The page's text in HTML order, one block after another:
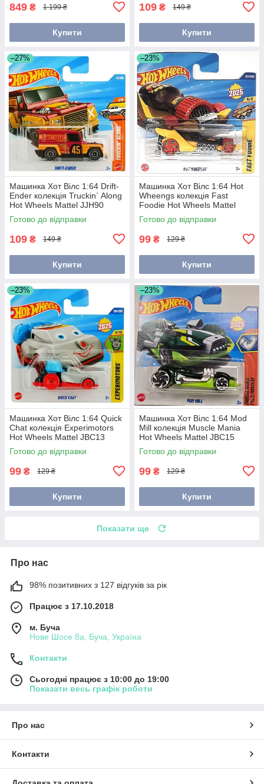
849 ₴ 1 199 ₴
Купити
109 ₴ 149 ₴
Купити
–27%
Машинка Хот Вілс 1:64 Drift-
Ender колекція Truckin` Along
Hot Wheels Mattel JJH90
Готово до відправки
109 ₴ 149 ₴
Купити
–23%
Машинка Хот Вілс 1:64 Hot
Wheengs колекція Fast
Foodie Hot Wheels Mattel
JBC02
Готово до відправки
99 ₴ 129 ₴
Купити
–23%
Машинка Хот Вілс 1:64 Quick
Chat колекція Experimotors
Hot Wheels Mattel JBC13
Готово до відправки
99 ₴ 129 ₴
Купити
–23%
Машинка Хот Вілс 1:64 Mod
Mill колекція Muscle Mania
Hot Wheels Mattel JBC15
Готово до відправки
99 ₴ 129 ₴
Купити
Показати ще
Про нас
98% позитивних з 127 відгуків за рік
Працює з 17.10.2018
м. Буча
Нове Шосе 8а, Буча, Україна
Контакти
Сьогодні працює з 10:00 до 19:00
Показати весь графік роботи
Про нас
Контакти